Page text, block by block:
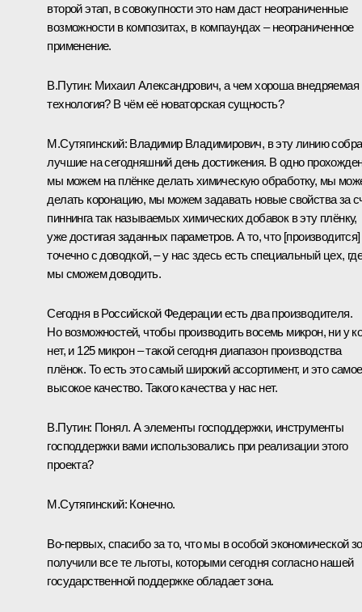
второй этап, в совокупности это нам даст неограниченные
возможности в композитах, в компаундах – неограниченное
применение.
В.Путин: Михаил Александрович, а чем хороша внедряемая
технология? В чём её новаторская сущность?
М.Сутягинский: Владимир Владимирович, в эту линию
лучшие на сегодняшний день достижения. В одно
мы можем на плёнке делать химическую обработку, мы
делать коронацию, мы можем задавать новые свойства за
пиннинга так называемых химических добавок в эту плёнку,
уже достигая заданных параметров. А то, что [производится]
точечно с доводкой, – у нас здесь есть специальный цех, где
мы сможем доводить.
Сегодня в Российской Федерации есть два производителя.
Но возможностей, чтобы производить восемь микрон, ни у
нет, и 125 микрон – такой сегодня диапазон производства
плёнок. То есть это самый широкий ассортимент, и это самое
высокое качество. Такого качества у нас нет.
В.Путин: Понял. А элементы господдержки, инструменты
господдержки вами использовались при реализации этого
проекта?
М.Сутягинский: Конечно.
Во-первых, спасибо за то, что мы в особой экономической
получили все те льготы, которыми сегодня согласно нашей
государственной поддержке обладает зона.